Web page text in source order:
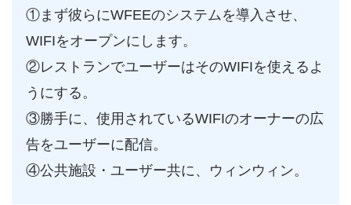
①まず彼らにWFEEのシステムを導入させ、
WIFIをオープンにします。
②レストランでユーザーはそのWIFIを使えるよ
うにする。
③勝手に、使用されているWIFIのオーナーの広
告をユーザーに配信。
④公共施設・ユーザー共に、ウィンウィン。